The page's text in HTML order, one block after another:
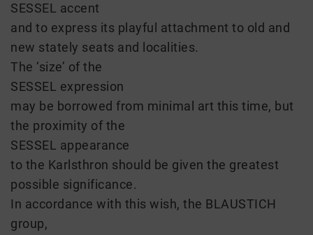
SESSEL accent
and to express its playful attachment to old and
new stately seats and localities.
The ‘size’ of the
SESSEL expression
may be borrowed from minimal art this time, but
the proximity of the
SESSEL appearance
to the Karlsthron should be given the greatest
possible significance.
In accordance with this wish, the BLAUSTICH
group,